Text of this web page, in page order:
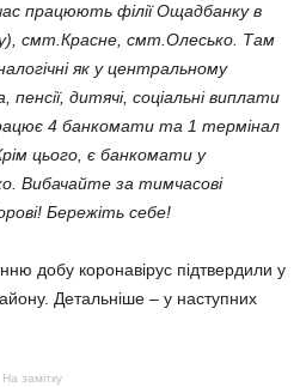
працюють філії Ощадбанку в
смт.Красне, смт.Олесько. Там
як у центральному
пенсії, дитячі, соціальні виплати
4 банкомати та 1 термінал
цього, є банкомати у
Вибачайте за тимчасові
Бережіть себе!
добу коронавірус підтвердили у
Детальніше – у наступних
На замітку